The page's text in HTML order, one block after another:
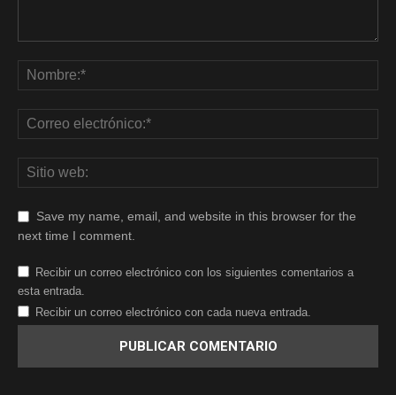
Save my name, email, and website in this browser for the
next time I comment.
Recibir un correo electrónico con los siguientes comentarios a
esta entrada.
Recibir un correo electrónico con cada nueva entrada.